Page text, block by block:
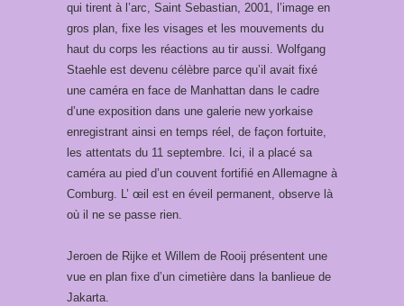
qui tirent à l’arc, Saint Sebastian, 2001, l’image en
gros plan, fixe les visages et les mouvements du
haut du corps les réactions au tir aussi. Wolfgang
Staehle est devenu célèbre parce qu’il avait fixé
une caméra en face de Manhattan dans le cadre
d’une exposition dans une galerie new yorkaise
enregistrant ainsi en temps réel, de façon fortuite,
les attentats du 11 septembre. Ici, il a placé sa
caméra au pied d’un couvent fortifié en Allemagne à
Comburg. L’ œil est en éveil permanent, observe là
où il ne se passe rien.
Jeroen de Rijke et Willem de Rooij présentent une
vue en plan fixe d’un cimetière dans la banlieue de
Jakarta.